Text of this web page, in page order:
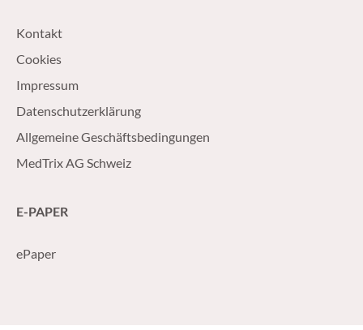
Kontakt
Cookies
Impressum
Datenschutzerklärung
Allgemeine Geschäftsbedingungen
MedTrix AG Schweiz
E-PAPER
ePaper